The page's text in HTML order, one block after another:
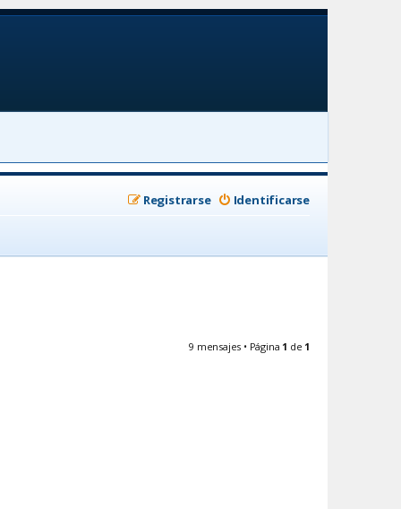
Identificarse
Registrarse
9 mensajes • Página 1 de 1